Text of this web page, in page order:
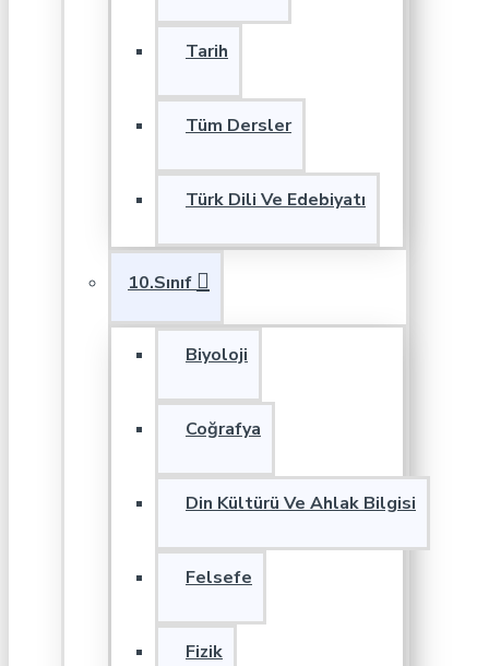
Tarih
Tüm Dersler
Türk Dili Ve Edebiyatı
10.Sınıf
Biyoloji
Coğrafya
Din Kültürü Ve Ahlak Bilgisi
Felsefe
Fizik